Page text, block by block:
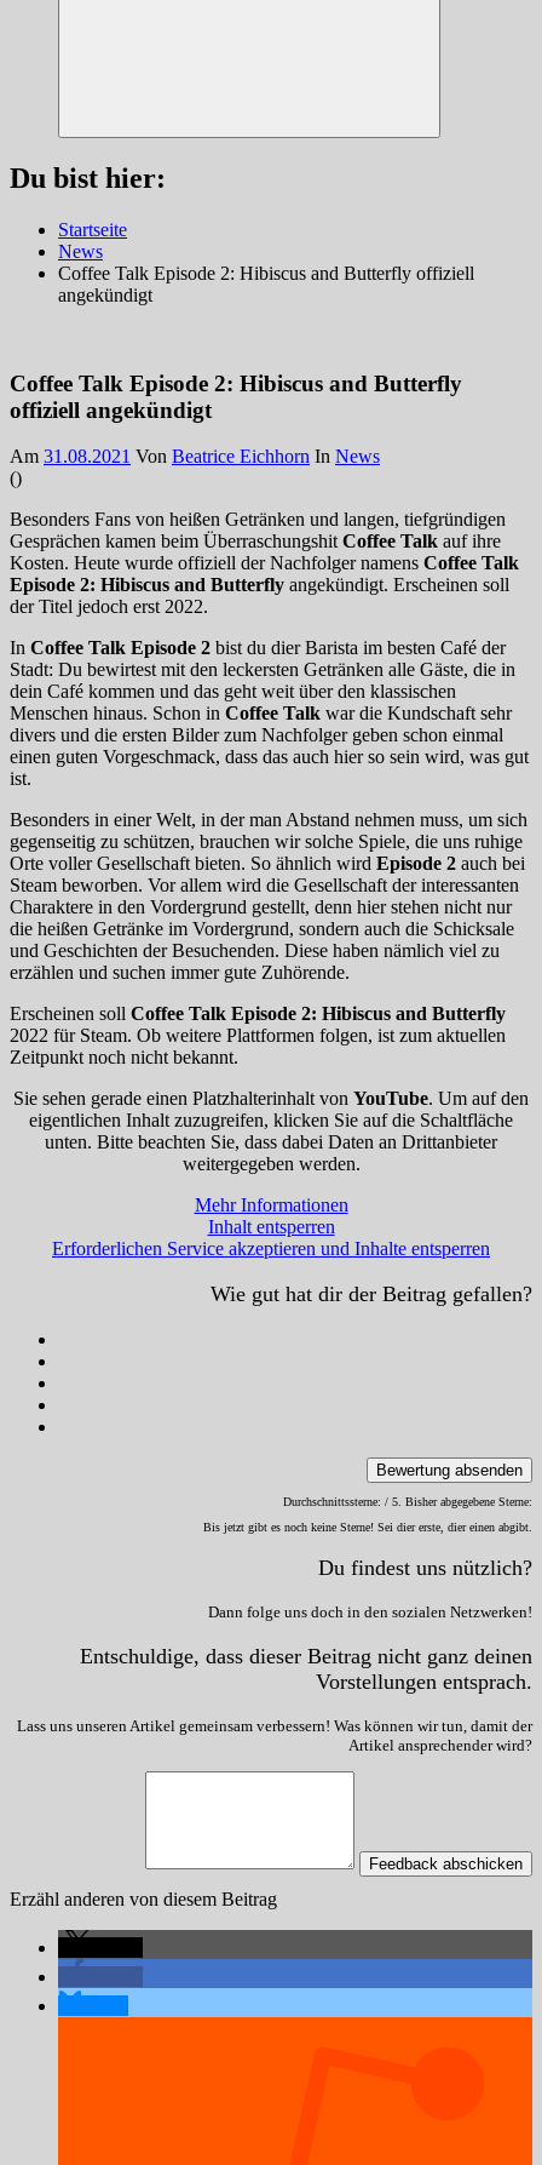
Suchen
Du bist hier:
Startseite
News
Coffee Talk Episode 2: Hibiscus and Butterfly offiziell
angekündigt
Coffee Talk Episode 2: Hibiscus and Butterfly
offiziell angekündigt
Am 31.08.2021 Von Beatrice Eichhorn In News
()
Besonders Fans von heißen Getränken und langen, tiefgründigen
Gesprächen kamen beim Überraschungshit Coffee Talk auf ihre
Kosten. Heute wurde offiziell der Nachfolger namens Coffee Talk
Episode 2: Hibiscus and Butterfly angekündigt. Erscheinen soll
der Titel jedoch erst 2022.
In Coffee Talk Episode 2 bist du dier Barista im besten Café der
Stadt: Du bewirtest mit den leckersten Getränken alle Gäste, die in
dein Café kommen und das geht weit über den klassischen
Menschen hinaus. Schon in Coffee Talk war die Kundschaft sehr
divers und die ersten Bilder zum Nachfolger geben schon einmal
einen guten Vorgeschmack, dass das auch hier so sein wird, was gut
ist.
Besonders in einer Welt, in der man Abstand nehmen muss, um sich
gegenseitig zu schützen, brauchen wir solche Spiele, die uns ruhige
Orte voller Gesellschaft bieten. So ähnlich wird Episode 2 auch bei
Steam beworben. Vor allem wird die Gesellschaft der interessanten
Charaktere in den Vordergrund gestellt, denn hier stehen nicht nur
die heißen Getränke im Vordergrund, sondern auch die Schicksale
und Geschichten der Besuchenden. Diese haben nämlich viel zu
erzählen und suchen immer gute Zuhörende.
Erscheinen soll Coffee Talk Episode 2: Hibiscus and Butterfly
2022 für Steam. Ob weitere Plattformen folgen, ist zum aktuellen
Zeitpunkt noch nicht bekannt.
Sie sehen gerade einen Platzhalterinhalt von YouTube. Um auf den
eigentlichen Inhalt zuzugreifen, klicken Sie auf die Schaltfläche
unten. Bitte beachten Sie, dass dabei Daten an Drittanbieter
weitergegeben werden.
Mehr Informationen
Inhalt entsperren
Erforderlichen Service akzeptieren und Inhalte entsperren
Wie gut hat dir der Beitrag gefallen?
Bewertung absenden
Durchschnittssterne: / 5. Bisher abgegebene Sterne:
Bis jetzt gibt es noch keine Sterne! Sei dier erste, dier einen abgibt.
Du findest uns nützlich?
Dann folge uns doch in den sozialen Netzwerken!
Entschuldige, dass dieser Beitrag nicht ganz deinen
Vorstellungen entsprach.
Lass uns unseren Artikel gemeinsam verbessern! Was können wir tun, damit der
Artikel ansprechender wird?
Feedback abschicken
Erzähl anderen von diesem Beitrag